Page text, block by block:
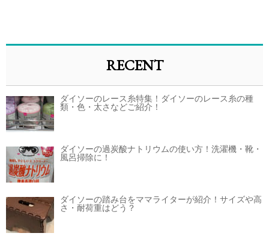
RECENT
ダイソーのレース糸特集！ダイソーのレース糸の種
類・色・太さなどご紹介！
ダイソーの過炭酸ナトリウムの使い方！洗濯機・靴・
風呂掃除に！
ダイソーの踏み台をママライターが紹介！サイズや高
さ・耐荷重はどう？